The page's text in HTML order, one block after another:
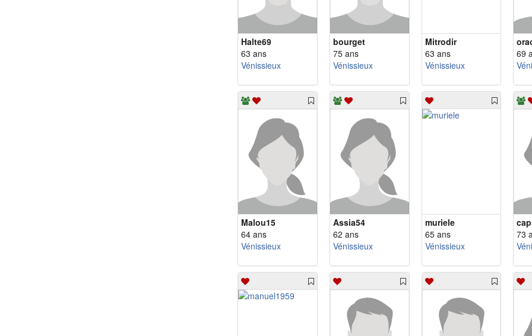
Halte69
63 ans
Vénissieux
bourget
75 ans
Vénissieux
Mitrodir
63 ans
Vénissieux
69
Malou15
64 ans
Vénissieux
Assia54
62 ans
Vénissieux
muriele
65 ans
Vénissieux
73